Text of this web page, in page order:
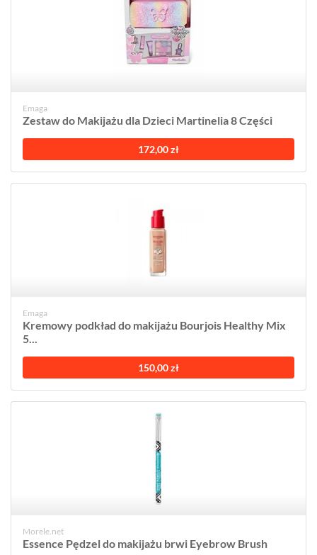
Emaga
Zestaw do Makijażu dla Dzieci Martinelia 8 Części
172,00 zł
Emaga
Kremowy podkład do makijażu Bourjois Healthy Mix
5...
150,00 zł
Morele.net
Essence Pędzel do makijażu brwi Eyebrow Brush